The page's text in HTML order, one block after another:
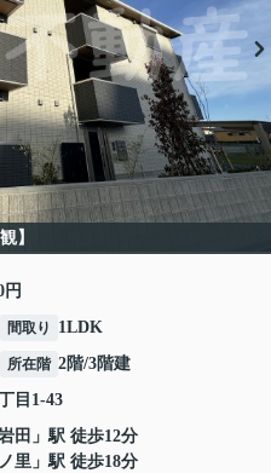
】
円
間取り 1LDK
所在階 2階/3階建
目1-43
田 」駅 徒歩12分
里 」駅 徒歩18分